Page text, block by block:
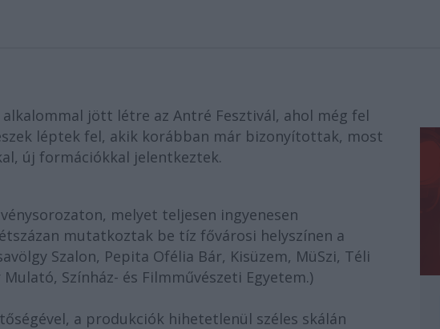
jött létre az Antré Fesztivál, ahol még fel
léptek fel, akik korábban már bizonyítottak, most
új formációkkal jelentkeztek.
melyet teljesen ingyenesen
mutatkoztak be tíz fővárosi helyszínen a
Szalon, Pepita Ofélia Bár, Kisüzem, MüSzi, Téli
Színház- és Filmművészeti Egyetem.)
őségével, a produkciók hihetetlenül széles skálán